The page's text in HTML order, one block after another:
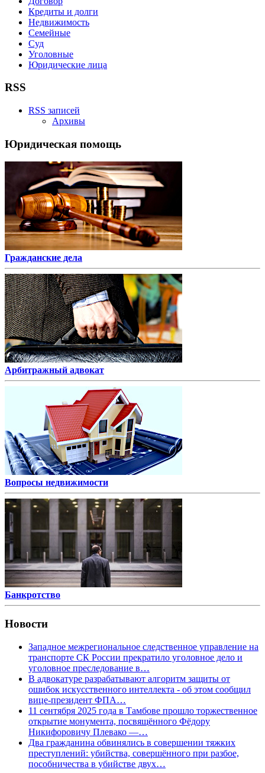
Кредиты и долги
Недвижимость
Семейные
Суд
Уголовные
Юридические лица
RSS
RSS записей
Архивы
Юридическая помощь
Гражданские дела
Арбитражный адвокат
Вопросы недвижимости
Банкротство
Новости
Западное межрегиональное следственное управление на
транспорте СК России прекратило уголовное дело и
уголовное преследование в…
В адвокатуре разрабатывают алгоритм защиты от
ошибок искусственного интеллекта - об этом сообщил
вице-президент ФПА…
11 сентября 2025 года в Тамбове прошло торжественное
открытие монумента, посвящённого Фёдору
Никифоровичу Плевако —…
Два гражданина обвинялись в совершении тяжких
преступлений: убийства, совершённого при разбое,
пособничества в убийстве двух…